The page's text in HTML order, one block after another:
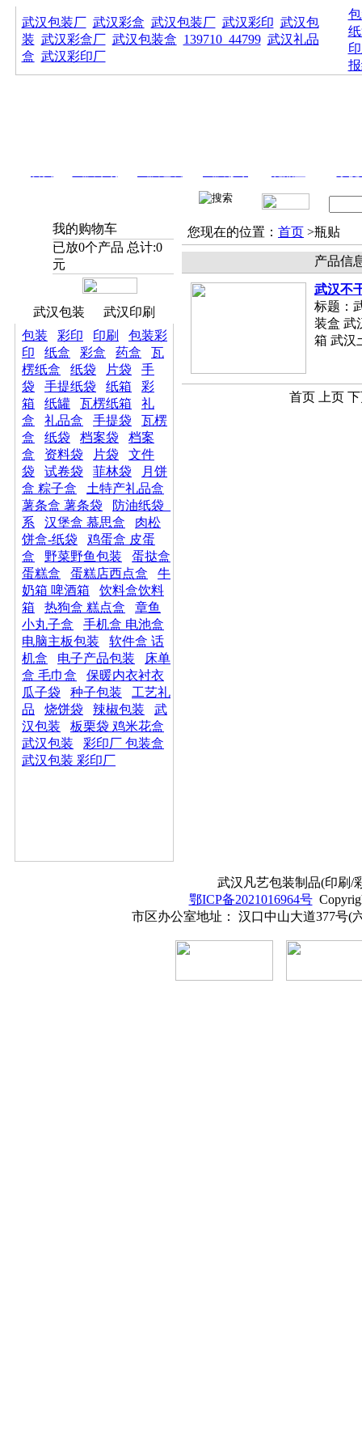
武汉包装厂 武汉彩盒 武汉包装厂 武汉彩印 武汉包
装 武汉彩盒厂 武汉包装盒 139710_44799 武汉礼品
盒 武汉彩印厂
我的购物车
已放0个产品 总计:0
元
武汉包装
武汉印刷
包装
彩印 印刷
包装彩
印
纸盒 彩盒 药盒
瓦
楞纸盒
纸袋 片袋
手
袋
手提纸袋 纸箱
彩
箱
纸罐 瓦楞纸箱
礼
盒
礼品盒 手提袋
瓦楞
盒
纸袋 档案袋
档案
盒
资料袋 片袋
文件
袋
试卷袋 菲林袋
月饼
盒 粽子盒
土特产礼品盒
薯条盒 薯条袋
防油纸袋_
系
汉堡盒 慕思盒
肉松
饼盒-纸袋
鸡蛋盒 皮蛋
盒
野菜野鱼包装
蛋挞盒
蛋糕盒
蛋糕店西点盒
牛
奶箱 啤酒箱
饮料盒饮料
箱
热狗盒 糕点盒
章鱼
小丸子盒
手机盒 电池盒
电脑主板包装
软件盒 话
机盒
电子产品包装
床单
盒 毛巾盒
保暖内衣衬衣
瓜子袋
种子包装
工艺礼
品
烧饼袋 辣椒包装
武
汉包装
板栗袋 鸡米花盒
武汉包装
彩印厂 包装盒
武汉包装 彩印厂
您现在的位置： 首页 >瓶贴
产品信
武汉不
标题：
装盒 武
箱 武汉
首页 上页
武汉凡艺包装制品(印刷/
鄂ICP备2021016964号
市区办公室地址： 汉口中山大道377号